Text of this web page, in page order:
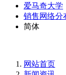
爱马奇大学
销售网络分
简体
网站首页